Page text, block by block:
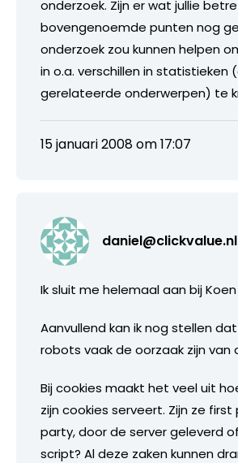
onderzoek. Zijn er wat jullie
bovengenoemde punten nog
onderzoek zou kunnen helpen
in o.a. verschillen in statistieken
gerelateerde onderwerpen) te
15 januari 2008 om 17:07
daniel@clickvalue.nl
Ik sluit me helemaal aan bij
Aanvullend kan ik nog stellen
robots vaak de oorzaak zijn van
Bij cookies maakt het veel uit
zijn cookies serveert. Zijn ze
party, door de server geleverd
script? Al deze zaken kunnen